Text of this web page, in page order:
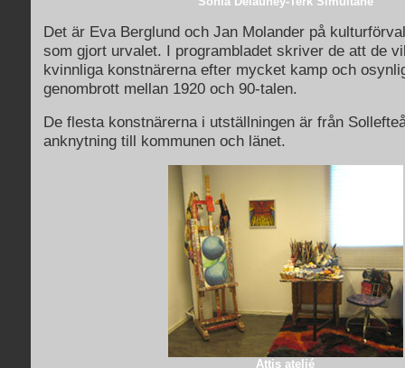
Det är Eva Berglund och Jan Molander på
som gjort urvalet. I programbladet skriver de att de
kvinnliga konstnärerna efter mycket kamp och
genombrott mellan 1920 och 90-talen.
De flesta konstnärerna i utställningen är från
anknytning till kommunen och länet.
Attis ateljé